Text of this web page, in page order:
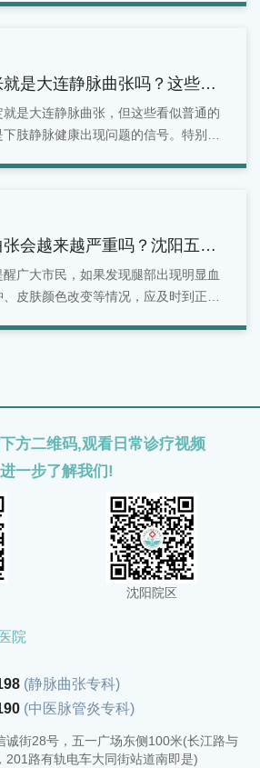
是大连静脉曲张吗？这些症
是大连静脉曲张，但这些看似普通的
肢静脉健康出现问题的信号。特别是
会越来越严重吗？沈阳五一
答！
广大市民，如果发现腿部出现明显血
皮肤颜色改变等情况，应及时到正规
方二维码,观看日常诊疗视频
进一步了解我们!
沈阳院区
院
(静脉曲张专科)
(中医脉管炎专科)
诚街28号，五一广场东侧100米(长江路与
201路有轨电车大同街站道南即是)